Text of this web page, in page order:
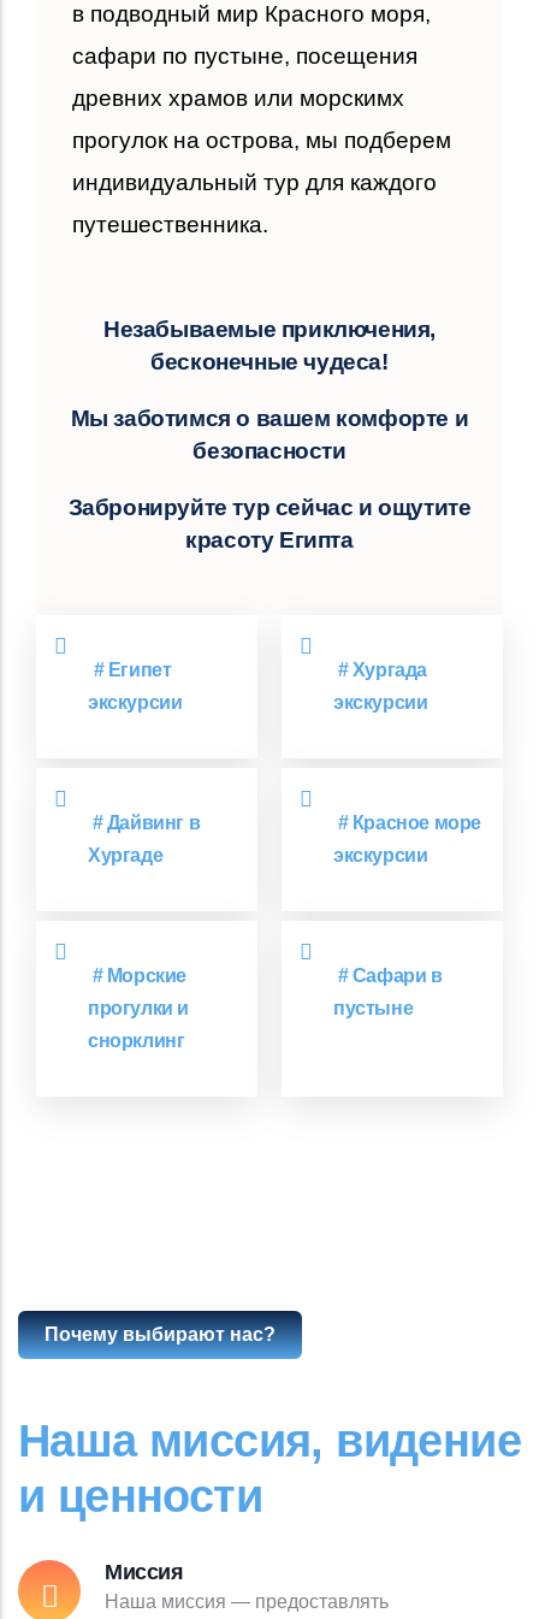
в подводный мир Красного моря,
сафари по пустыне, посещения
древних храмов или морскимх
прогулок на острова, мы подберем
индивидуальный тур для каждого
путешественника.
Незабываемые приключения,
бесконечные чудеса!
Мы заботимся о вашем комфорте и
безопасности
Забронируйте тур сейчас и ощутите
красоту Египта
# Египет
экскурсии
# Хургада
экскурсии
# Дайвинг в
Хургаде
# Красное море
экскурсии
# Морские
прогулки и
снорклинг
# Сафари в
пустыне
Почему выбирают нас?
Наша миссия, видение
и ценности
Миссия
Наша миссия — предоставлять